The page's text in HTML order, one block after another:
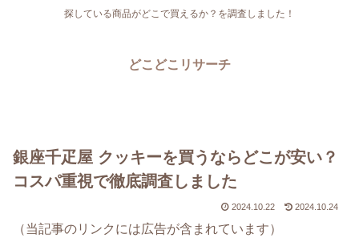
探している商品がどこで買えるか？を調査しました！
どこどこリサーチ
銀座千疋屋 クッキーを買うならどこが安い？
コスパ重視で徹底調査しました
2024.10.22 2024.10.24
（当記事のリンクには広告が含まれています）